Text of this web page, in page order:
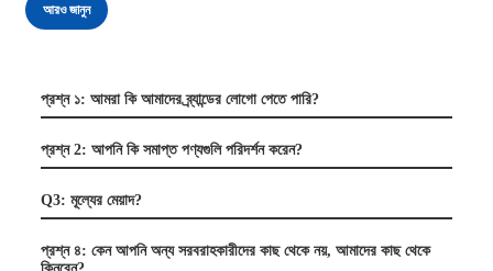
আরও জানুন
প্রশ্ন ১: আমরা কি আমাদের ব্র্যান্ডের লোগো পেতে পারি?
প্রশ্ন 2: আপনি কি সমাপ্ত পণ্যগুলি পরিদর্শন করেন?
Q3: মূল্যের মেয়াদ?
প্রশ্ন ৪: কেন আপনি অন্য সরবরাহকারীদের কাছ থেকে নয়, আমাদের কাছ থেকে